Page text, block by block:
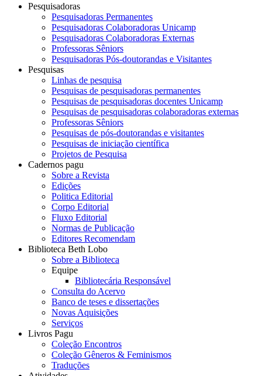
Pesquisadoras
Pesquisadoras Permanentes
Pesquisadoras Colaboradoras Unicamp
Pesquisadoras Colaboradoras Externas
Professoras Sêniors
Pesquisadoras Pós-doutorandas e Visitantes
Pesquisas
Linhas de pesquisa
Pesquisas de pesquisadoras permanentes
Pesquisas de pesquisadoras docentes Unicamp
Pesquisas de pesquisadoras colaboradoras externas
Professoras Sêniors
Pesquisas de pós-doutorandas e visitantes
Pesquisas de iniciação científica
Projetos de Pesquisa
Cadernos pagu
Sobre a Revista
Edições
Politica Editorial
Corpo Editorial
Fluxo Editorial
Normas de Publicação
Editores Recomendam
Biblioteca Beth Lobo
Sobre a Biblioteca
Equipe
Bibliotecária Responsável
Consulta do Acervo
Banco de teses e dissertações
Novas Aquisições
Serviços
Livros Pagu
Coleção Encontros
Coleção Gêneros & Feminismos
Traduções